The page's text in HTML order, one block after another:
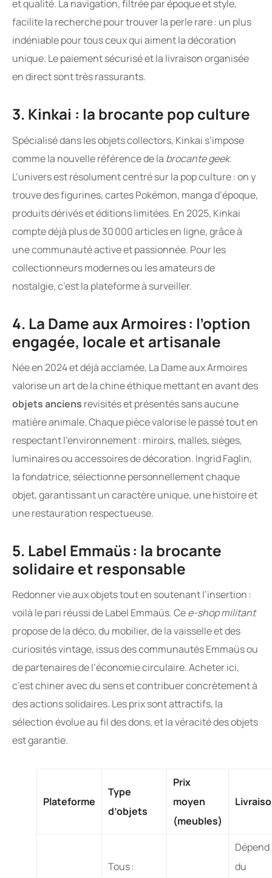
et qualité. La navigation, filtrée par époque et style,
facilite la recherche pour trouver la perle rare : un plus
indéniable pour tous ceux qui aiment la décoration
unique. Le paiement sécurisé et la livraison organisée
en direct sont très rassurants.
3. Kinkai : la brocante pop culture
Spécialisé dans les objets collectors, Kinkai s’impose
comme la nouvelle référence de la brocante geek.
L’univers est résolument centré sur la pop culture : on y
trouve des figurines, cartes Pokémon, manga d’époque,
produits dérivés et éditions limitées. En 2025, Kinkai
compte déjà plus de 30 000 articles en ligne, grâce à
une communauté active et passionnée. Pour les
collectionneurs modernes ou les amateurs de
nostalgie, c’est la plateforme à surveiller.
4. La Dame aux Armoires : l’option
engagée, locale et artisanale
Née en 2024 et déjà acclamée, La Dame aux Armoires
valorise un art de la chine éthique mettant en avant des
objets anciens revisités et présentés sans aucune
matière animale. Chaque pièce valorise le passé tout en
respectant l’environnement : miroirs, malles, sièges,
luminaires ou accessoires de décoration. Ingrid Faglin,
la fondatrice, sélectionne personnellement chaque
objet, garantissant un caractère unique, une histoire et
une restauration respectueuse.
5. Label Emmaüs : la brocante
solidaire et responsable
Redonner vie aux objets tout en soutenant l’insertion :
voilà le pari réussi de Label Emmaüs. Cee-shop militant
propose de la déco, du mobilier, de la vaisselle et des
curiosités vintage, issus des communautés Emmaüs ou
de partenaires de l’économie circulaire. Acheter ici,
c’est chiner avec du sens et contribuer concrètement à
des actions solidaires. Les prix sont attractifs, la
sélection évolue au fil des dons, et la véracité des objets
est garantie.
Plateforme
Type
d’objets
Prix
moyen
(meubles)
Tous :
Dépend
du